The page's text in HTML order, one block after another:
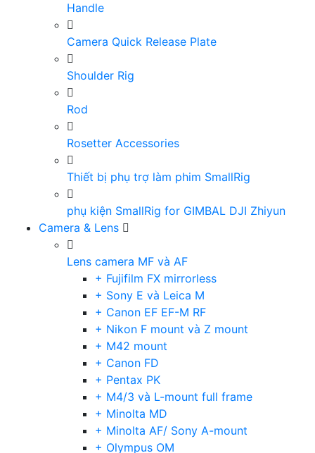
Handle
Camera Quick Release Plate
Shoulder Rig
Rod
Rosetter Accessories
Thiết bị phụ trợ làm phim SmallRig
phụ kiện SmallRig for GIMBAL DJI Zhiyun
Camera & Lens
Lens camera MF và AF
+ Fujifilm FX mirrorless
+ Sony E và Leica M
+ Canon EF EF-M RF
+ Nikon F mount và Z mount
+ M42 mount
+ Canon FD
+ Pentax PK
+ M4/3 và L-mount full frame
+ Minolta MD
+ Minolta AF/ Sony A-mount
+ Olympus OM